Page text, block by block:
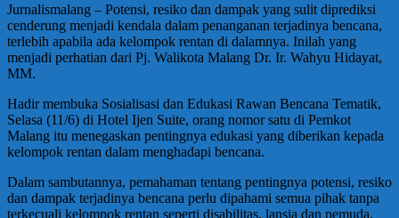
Jurnalismalang – Potensi, resiko dan dampak yang sulit diprediksi
cenderung menjadi kendala dalam penanganan terjadinya bencana,
terlebih apabila ada kelompok rentan di dalamnya. Inilah yang
menjadi perhatian dari Pj. Walikota Malang Dr. Ir. Wahyu Hidayat,
MM.
Hadir membuka Sosialisasi dan Edukasi Rawan Bencana Tematik,
Selasa (11/6) di Hotel Ijen Suite, orang nomor satu di Pemkot
Malang itu menegaskan pentingnya edukasi yang diberikan kepada
kelompok rentan dalam menghadapi bencana.
Dalam sambutannya, pemahaman tentang pentingnya potensi, resiko
dan dampak terjadinya bencana perlu dipahami semua pihak tanpa
terkecuali kelompok rentan seperti disabilitas, lansia dan pemuda.